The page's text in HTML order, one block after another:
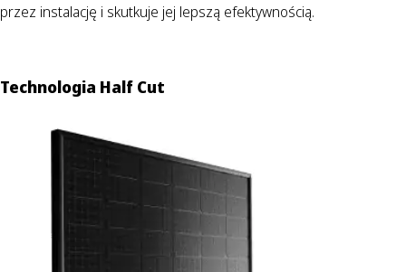
przez instalację i skutkuje jej lepszą efektywnością.
Technologia Half Cut